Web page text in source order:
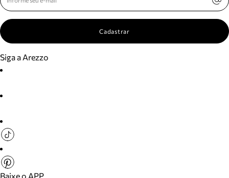
Cadastrar
Siga a Arezzo
Baixe o APP